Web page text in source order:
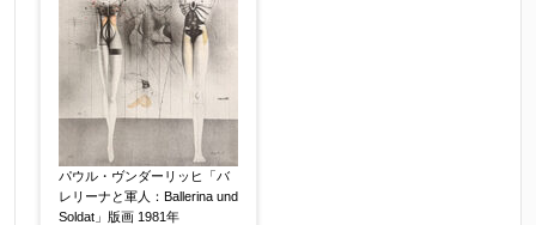
パウル・ヴンダーリッヒ「バ
レリーナと軍人：Ballerina und
Soldat」版画 1981年